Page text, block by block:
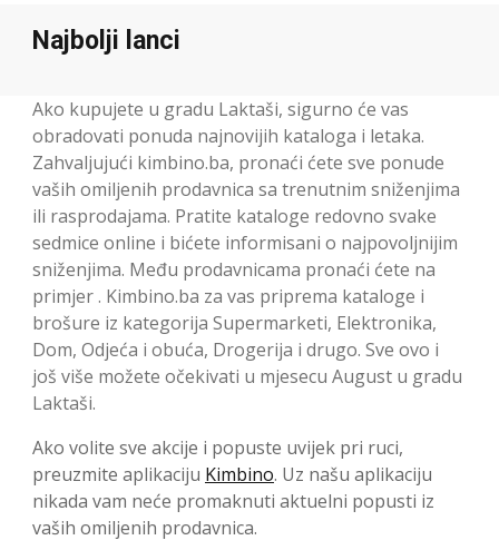
Najbolji lanci
Ako kupujete u gradu Laktaši, sigurno će vas
obradovati ponuda najnovijih kataloga i letaka.
Zahvaljujući kimbino.ba, pronaći ćete sve ponude
vaših omiljenih prodavnica sa trenutnim sniženjima
ili rasprodajama. Pratite kataloge redovno svake
sedmice online i bićete informisani o najpovoljnijim
sniženjima. Među prodavnicama pronaći ćete na
primjer . Kimbino.ba za vas priprema kataloge i
brošure iz kategorija Supermarketi, Elektronika,
Dom, Odjeća i obuća, Drogerija i drugo. Sve ovo i
još više možete očekivati u mjesecu August u gradu
Laktaši.
Ako volite sve akcije i popuste uvijek pri ruci,
preuzmite aplikaciju Kimbino. Uz našu aplikaciju
nikada vam neće promaknuti aktuelni popusti iz
vaših omiljenih prodavnica.